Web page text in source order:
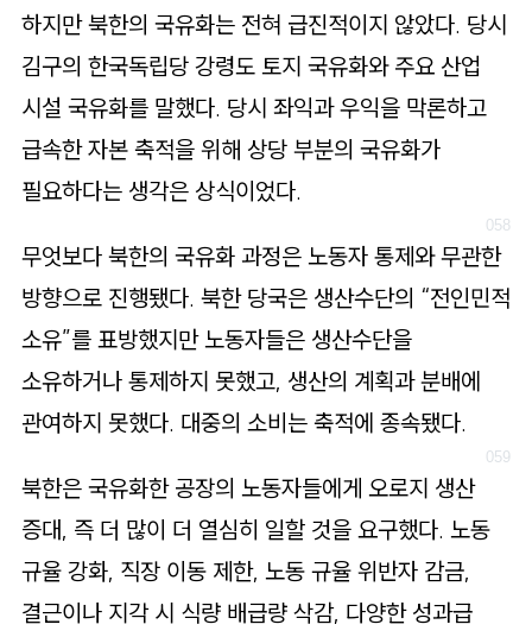
하지만 북한의 국유화는 전혀 급진적이지 않았다. 당시
김구의 한국독립당 강령도 토지 국유화와 주요 산업
시설 국유화를 말했다. 당시 좌익과 우익을 막론하고
급속한 자본 축적을 위해 상당 부분의 국유화가
필요하다는 생각은 상식이었다.
무엇보다 북한의 국유화 과정은 노동자 통제와 무관한
방향으로 진행됐다. 북한 당국은 생산수단의 “전인민적
소유”를 표방했지만 노동자들은 생산수단을
소유하거나 통제하지 못했고, 생산의 계획과 분배에
관여하지 못했다. 대중의 소비는 축적에 종속됐다.
북한은 국유화한 공장의 노동자들에게 오로지 생산
증대, 즉 더 많이 더 열심히 일할 것을 요구했다. 노동
규율 강화, 직장 이동 제한, 노동 규율 위반자 감금,
결근이나 지각 시 식량 배급량 삭감, 다양한 성과급